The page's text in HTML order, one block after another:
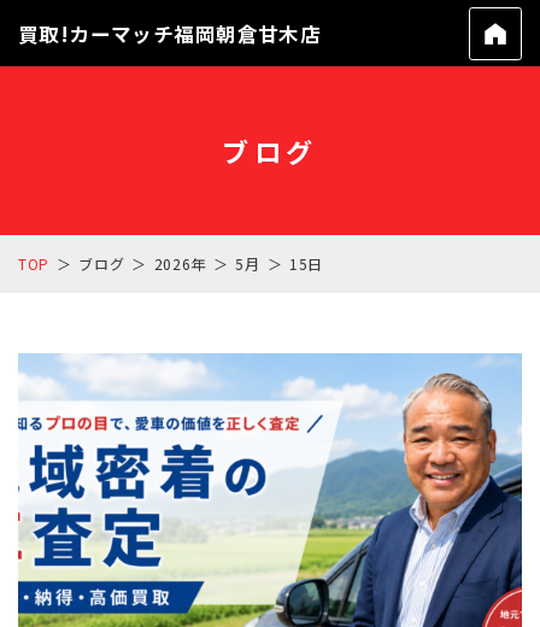
買取!カーマッチ福岡朝倉甘木店
ブログ
TOP ブログ 2026年 5月 15日